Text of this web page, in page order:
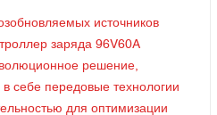
источников
заряда 96V60A
решение,
себе передовые технологии
для оптимизации